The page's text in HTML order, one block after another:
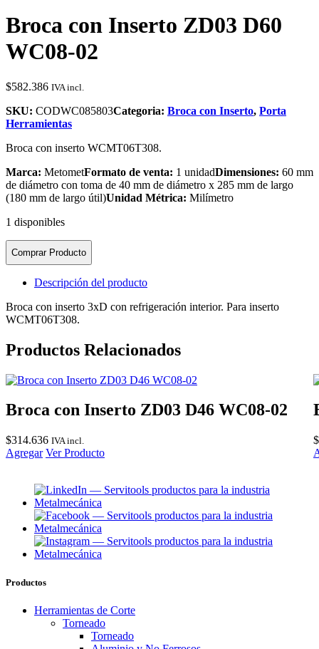
Broca con Inserto ZD03 D60
WC08-02
$582.386 IVA incl.
SKU: CODWC085803Categoria: Broca con Inserto, Porta
Herramientas
Broca con inserto WCMT06T308.
Marca: MetometFormato de venta: 1 unidadDimensiones: 60 mm
de diámetro con toma de 40 mm de diámetro x 285 mm de largo
(180 mm de largo útil)Unidad Métrica: Milímetro
1 disponibles
Comprar Producto
Descripción del producto
Broca con inserto 3xD con refrigeración interior. Para inserto
WCMT06T308.
Productos Relacionados
Broca con Inserto ZD03 D46 WC08-02
$314.636 IVA incl.
Agregar Ver Producto
$
Productos
Herramientas de Corte
Torneado
Torneado